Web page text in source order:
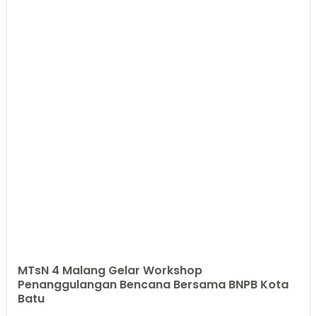
MTsN 4 Malang Gelar Workshop
Penanggulangan Bencana Bersama BNPB Kota
Batu